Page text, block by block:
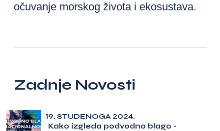
očuvanje morskog života i ekosustava.
Zadnje Novosti
19. STUDENOGA 2024.
Kako izgleda podvodno blago -